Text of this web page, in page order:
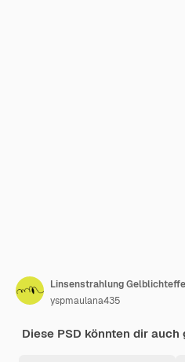
yspmaulana435
Diese PSD könnten dir auch